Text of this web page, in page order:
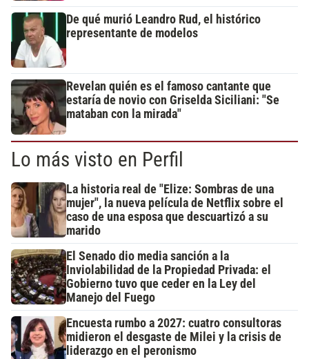
De qué murió Leandro Rud, el histórico
representante de modelos
Revelan quién es el famoso cantante que
estaría de novio con Griselda Siciliani: "Se
mataban con la mirada"
Lo más visto en Perfil
La historia real de "Elize: Sombras de una
mujer", la nueva película de Netflix sobre el
caso de una esposa que descuartizó a su
marido
El Senado dio media sanción a la
Inviolabilidad de la Propiedad Privada: el
Gobierno tuvo que ceder en la Ley del
Manejo del Fuego
Encuesta rumbo a 2027: cuatro consultoras
midieron el desgaste de Milei y la crisis de
liderazgo en el peronismo